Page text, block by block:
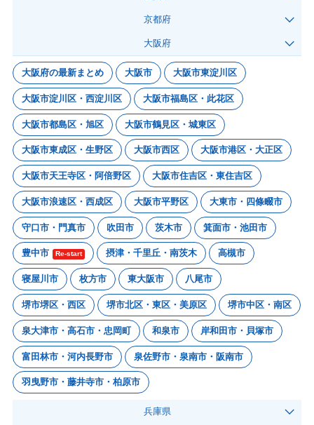
京都府
大阪府
大阪府の最新まとめ 大阪市 大阪市東淀川区
大阪市淀川区・西淀川区 大阪市福島区・此花区
大阪市都島区・旭区 大阪市鶴見区・城東区
大阪市東成区・生野区 大阪市西区 大阪市港区・大正区
大阪市天王寺区・阿倍野区 大阪市住吉区・東住吉区
大阪市浪速区・西成区 大阪市平野区 大東市・四條畷市
守口市・門真市 吹田市 茨木市 箕面市・池田市
豊中市 Re-start 摂津・千里丘・南茨木 高槻市
寝屋川市 枚方市 東大阪市 八尾市
堺市堺区・西区 堺市北区・東区・美原区 堺市中区・南区
泉大津市・高石市・忠岡町 和泉市 岸和田市・貝塚市
富田林市・河内長野市 泉佐野市・泉南市・阪南市
羽曳野市・藤井寺市・柏原市
兵庫県